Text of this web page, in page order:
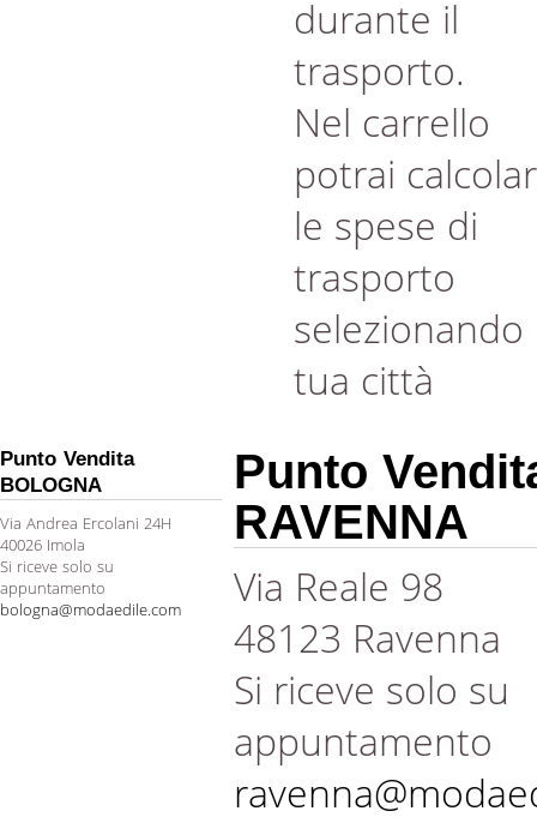
durante il
trasporto.
Nel carrello
potrai
le spese di
trasporto
selezionando
tua città
Punto Vendita
BOLOGNA
Via Andrea Ercolani 24H
40026 Imola
Si riceve solo su
appuntamento
bologna@modaedile.com
Punto
RAVENNA
Via Reale 98
48123 Ravenna
Si riceve solo su
appuntamento